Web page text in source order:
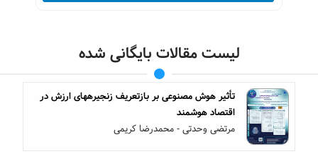
لیست مقالات بایگانی شده
تأثیر هوش مصنوعی بر بازتعریف زنجیرههای ارزش در
اقتصاد هوشمند
مرتضی وحدتی - محمدرضا کریمی